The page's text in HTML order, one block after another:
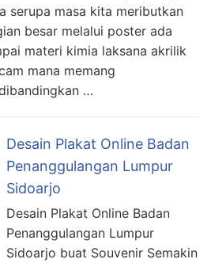
serupa masa kita meributkan
besar melalui poster ada
materi kimia laksana akrilik
mana memang
…
Desain Plakat Online Badan
Penanggulangan Lumpur
Sidoarjo
Desain Plakat Online Badan
Penanggulangan Lumpur
Sidoarjo buat Souvenir Semakin